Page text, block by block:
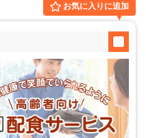
お気に入りに追加